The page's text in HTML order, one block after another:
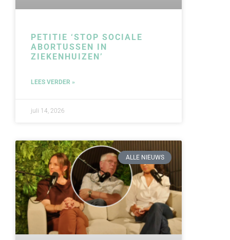
PETITIE ‘STOP SOCIALE
ABORTUSSEN IN
ZIEKENHUIZEN’
LEES VERDER »
juli 14, 2026
ALLE NIEUWS